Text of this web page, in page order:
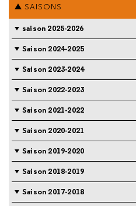
SAISONS
saison 2025-2026
Saison 2024-2025
Saison 2023-2024
Saison 2022-2023
Saison 2021-2022
Saison 2020-2021
Saison 2019-2020
Saison 2018-2019
Saison 2017-2018